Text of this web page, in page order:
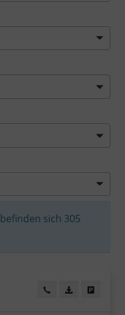
sich 305
Wir rufen Sie an!
PDF-Datei,